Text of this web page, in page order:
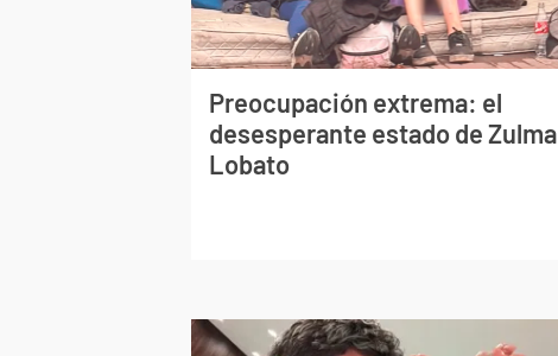
Preocupación extrema: el
desesperante estado de Zulma
Lobato